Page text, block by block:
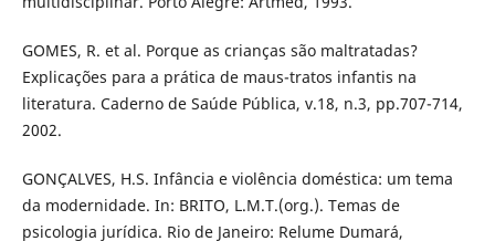
GOMES, R. et al. Porque as crianças são maltratadas?
Explicações para a prática de maus-tratos infantis na
literatura. Caderno de Saúde Pública, v.18, n.3, pp.707-714,
2002.
GONÇALVES, H.S. Infância e violência doméstica: um tema
da modernidade. In: BRITO, L.M.T.(org.). Temas de
psicologia jurídica. Rio de Janeiro: Relume Dumará,